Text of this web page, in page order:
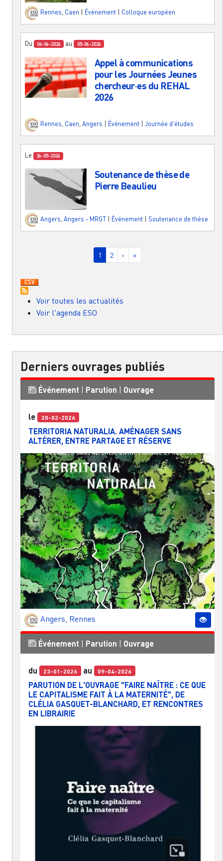
Rennes Caen Événement Colloque européen
Du 04-06-2026 au 05-06-2026
Appel à communications
pour les Journées Jeunes
chercheur·es du REHAL
2026
Rennes, Caen, Angers Événement Journée d'études
Le 26-05-2026
Soutenance de thèse de
Pierre Beaulieu
Angers, Angers - MRGT Événement Soutenance de thèse
Page courante
1 Page
2 Page suivante
› Dernière page
»
Voir toutes les actualités
Voir l'agenda ESO
Derniers ouvrages publiés
Événement Parution Ouvrage
le 20-02-2026
TERRITORIA NATURALIA. AMÉNAGER SANS
ALTÉRER, ENTRE PARTAGE ET RÉSERVE
Angers, Rennes
Événement | Parution | Ouvrage
du 23-01-2026 au 09-04-2026
PARUTION DE L'OUVRAGE "FAIRE NAÎTRE : CE QUE
LE CAPITALISME FAIT À LA MATERNITÉ", DE
CLÉLIA GASQUET-BLANCHARD, ET RENCONTRES
EN LIBRAIRIE